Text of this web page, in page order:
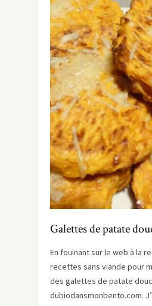
Galettes de patate
En fouinant sur le web à la
recettes sans viande pour
des galettes de patate
dubiodansmonbento.com.